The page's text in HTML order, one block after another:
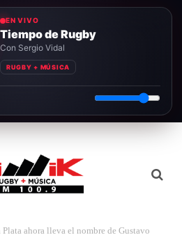
EN VIVO
Tiempo de Rugby
Con Sergio Vidal
RUGBY + MÚSICA
ahora lleva el nombre de Gustavo